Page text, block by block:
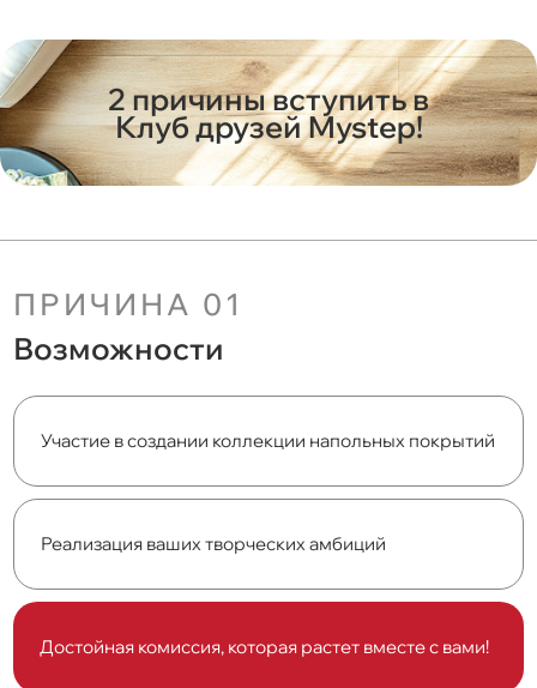
2 причины вступить в
Клуб друзей Mystep!
ПРИЧИНА 01
Возможности
Участие в создании коллекции напольных покрытий
Реализация ваших творческих амбиций
Достойная комиссия, которая растет вместе с вами!